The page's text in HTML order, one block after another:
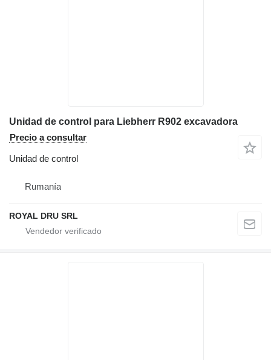
Unidad de control para Liebherr R902 excavadora
Precio a consultar
Unidad de control
Rumanía
ROYAL DRU SRL